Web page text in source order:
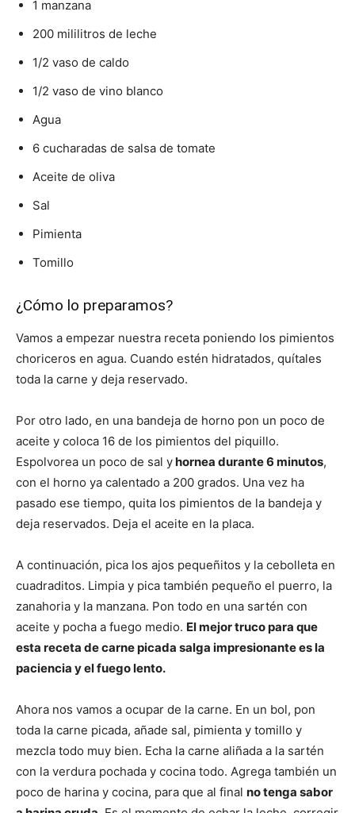
1 manzana
200 mililitros de leche
1/2 vaso de caldo
1/2 vaso de vino blanco
Agua
6 cucharadas de salsa de tomate
Aceite de oliva
Sal
Pimienta
Tomillo
¿Cómo lo preparamos?
Vamos a empezar nuestra receta poniendo los pimientos
choriceros en agua. Cuando estén hidratados, quítales
toda la carne y deja reservado.
Por otro lado, en una bandeja de horno pon un poco de
aceite y coloca 16 de los pimientos del piquillo.
Espolvorea un poco de sal yhornea durante 6 minutos,
con el horno ya calentado a 200 grados. Una vez ha
pasado ese tiempo, quita los pimientos de la bandeja y
deja reservados. Deja el aceite en la placa.
A continuación, pica los ajos pequeñitos y la cebolleta en
cuadraditos. Limpia y pica también pequeño el puerro, la
zanahoria y la manzana. Pon todo en una sartén con
aceite y pocha a fuego medio. El mejor truco para que
esta receta de carne picada salga impresionante es la
paciencia y el fuego lento.
Ahora nos vamos a ocupar de la carne. En un bol, pon
toda la carne picada, añade sal, pimienta y tomillo y
mezcla todo muy bien. Echa la carne aliñada a la sartén
con la verdura pochada y cocina todo. Agrega también un
poco de harina y cocina, para que al final no tenga sabor